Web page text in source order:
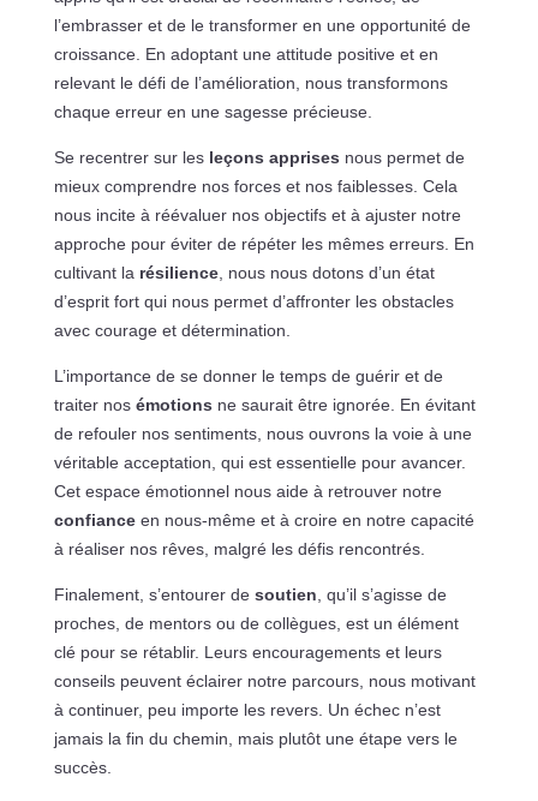
l’embrasser et de le transformer en une opportunité de
croissance. En adoptant une attitude positive et en
relevant le défi de l’amélioration, nous transformons
chaque erreur en une sagesse précieuse.
Se recentrer sur les leçons apprises nous permet de
mieux comprendre nos forces et nos faiblesses. Cela
nous incite à réévaluer nos objectifs et à ajuster notre
approche pour éviter de répéter les mêmes erreurs. En
cultivant la résilience, nous nous dotons d’un état
d’esprit fort qui nous permet d’affronter les obstacles
avec courage et détermination.
L’importance de se donner le temps de guérir et de
traiter nos émotions ne saurait être ignorée. En évitant
de refouler nos sentiments, nous ouvrons la voie à une
véritable acceptation, qui est essentielle pour avancer.
Cet espace émotionnel nous aide à retrouver notre
confianceen nous-même et à croire en notre capacité
à réaliser nos rêves, malgré les défis rencontrés.
Finalement, s’entourer de soutien, qu’il s’agisse de
proches, de mentors ou de collègues, est un élément
clé pour se rétablir. Leurs encouragements et leurs
conseils peuvent éclairer notre parcours, nous motivant
à continuer, peu importe les revers. Un échec n’est
jamais la fin du chemin, mais plutôt une étape vers le
succès.